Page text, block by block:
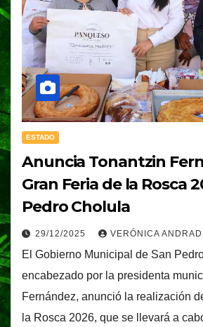
ESTADO
Anuncia Tonantzin
Gran Feria de la Rosca
Pedro Cholula
29/12/2025 VERÓNICA
El Gobierno Municipal de San
encabezado por la presidenta
Fernández, anunció la realización
la Rosca 2026, que se llevará a